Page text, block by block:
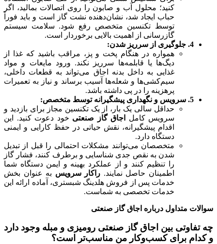
کنید؛ محلول آب و صابون را روی اتصالات بمالید، اگر
حباب ایجاد شد، نشان‌دهنده نشت گاز است و باید فوراً
توسط تکنسین متخصص رفع شود. سلامت سیستم
گازرسانی از اهمیت بالایی برخوردار است.
4. جلوگیری از سرریز شدن:
همواره در هنگام پخت و پز، مراقب باشید که غذا از
دیگ‌ها یا قابلمه‌ها سرریز نکند. ورود مایعات و مواد
غذایی به داخل بدنه اجاق می‌تواند به قطعات داخلی،
سیم‌کشی‌ها و شعله‌ها آسیب برساند و نیاز به تعمیرات
پرهزینه را در پی داشته باشد.
5. سرویس و نگهداری پیشگیرانه توسط متخصص:
حداقل سالی یک بار، از یک تکنسین مجاز برای بازدید و
سرویس کامل
اجاق گاز صنعتی خود دعوت کنید. این
اقدام پیشگیرانه، نقش حیاتی در حفظ کارایی و ایمنی
دستگاه دارد.
متخصصان می‌توانند مشکلات احتمالی را قبل از تبدیل
شدن به نقص جدی شناسایی و برطرف کنند، فشار گاز
را تنظیم کنند و از عملکرد بهینه و ایمن دستگاه شما
اطمینان حاصل نمایند. راکار سرویس به عنوان بخش
خدمات پس از فروش هلدینگ شبستری، آماده ارائه این
خدمات تخصصی به شماست.
سوالات متداول درباره اجاق گاز صنعتی
چه تفاوتی بین اجاق گاز صنعتی رومیزی و مبله وجود دارد
و کدام برای کسب‌وکار من مناسب‌تر است؟